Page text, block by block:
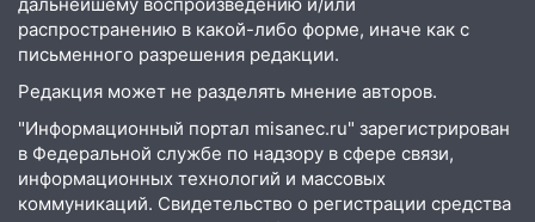
09:35 В Ульяновске директора фирмы
будут судить за неуплату налогов на 48
08:22 Подросток на питбайке сбил
велосипедистку: пострадали двое
07:20 Жара возвращается: ожидается
распространению в какой-либо форме, иначе как с
письменного разрешения редакции.
Редакция может не разделять мнение авторов.
"Информационный портал misanec.ru" зарегистрирован
в Федеральной службе по надзору в сфере связи,
информационных технологий и массовых
коммуникаций. Свидетельство о регистрации средства